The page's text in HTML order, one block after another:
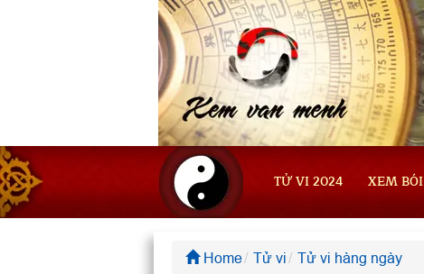
TỬ VI 2024 XEM BÓI
Home Tử vi Tử vi hàng ngày